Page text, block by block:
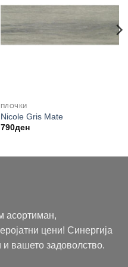
ПЛОЧКИ
Nicole Gris Mate
790ден
асортиман,
цени! Синергија
и вашето задоволство.